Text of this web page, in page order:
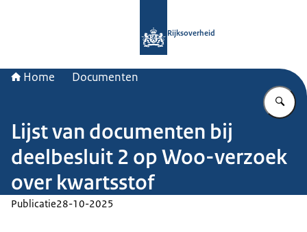
Rijksoverheid
Home Documenten
Lijst van documenten bij
deelbesluit 2 op Woo-verzoek
over kwartsstof
Publicatie28-10-2025